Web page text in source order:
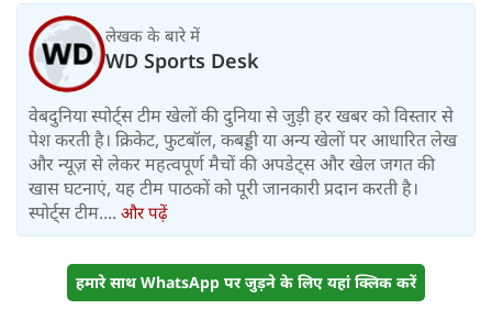
लेखक के बारे में
WD Sports Desk
वेबदुनिया स्पोर्ट्स टीम खेलों की दुनिया से जुड़ी हर खबर को विस्तार से
पेश करती है। क्रिकेट, फुटबॉल, कबड्डी या अन्य खेलों पर आधारित लेख
और न्यूज़ से लेकर महत्वपूर्ण मैचों की अपडेट्स और खेल जगत की
खास घटनाएं, यह टीम पाठकों को पूरी जानकारी प्रदान करती है।
स्पोर्ट्स टीम.... और पढ़ें
हमारे साथ WhatsApp पर जुड़ने के लिए यहां क्लिक करें